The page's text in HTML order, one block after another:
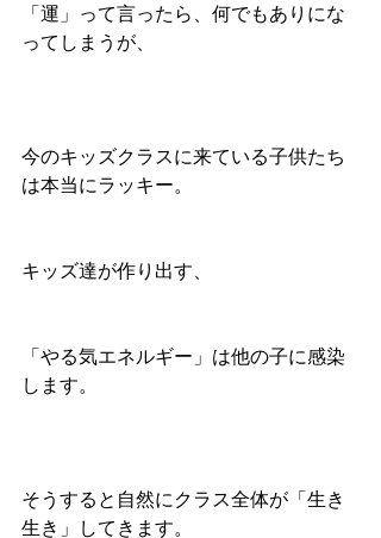
「運」って言ったら、何でもありにな
ってしまうが、
今のキッズクラスに来ている子供たち
は本当にラッキー。
キッズ達が作り出す、
「やる気エネルギー」は他の子に感染
します。
そうすると自然にクラス全体が「生き
生き」してきます。